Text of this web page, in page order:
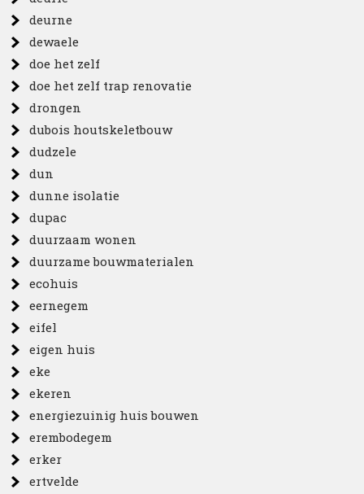
deurne
dewaele
doe het zelf
doe het zelf trap renovatie
drongen
dubois houtskeletbouw
dudzele
dun
dunne isolatie
dupac
duurzaam wonen
duurzame bouwmaterialen
ecohuis
eernegem
eifel
eigen huis
eke
ekeren
energiezuinig huis bouwen
erembodegem
erker
ertvelde